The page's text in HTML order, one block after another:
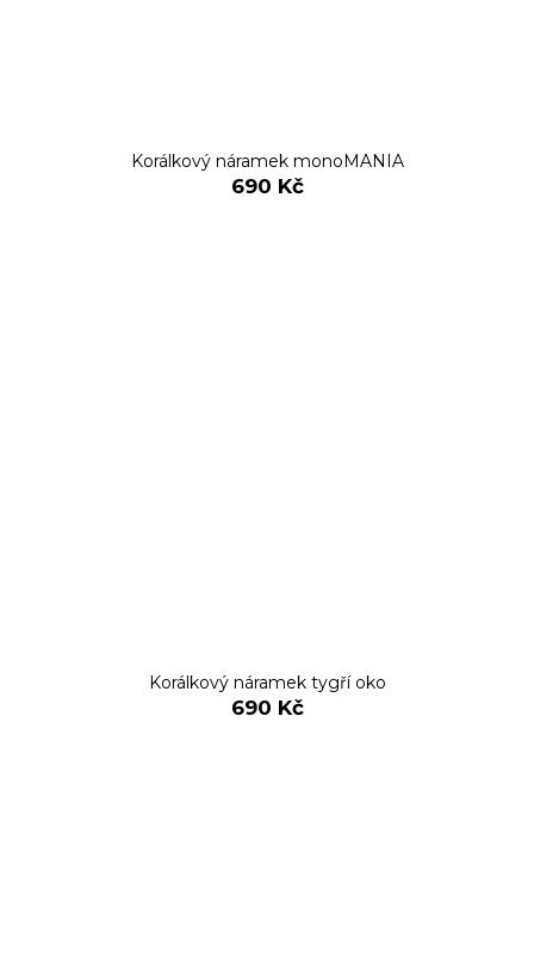
Korálkový náramek monoMANIA
690 Kč
Korálkový náramek tygří oko
690 Kč